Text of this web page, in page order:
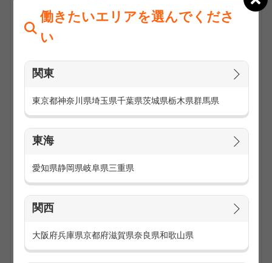
働きたいエリアを選んでくださ
い
関東
東京都神奈川県埼玉県千葉県茨城県栃木県群馬県
東海
愛知県静岡県岐阜県三重県
関西
大阪府兵庫県京都府滋賀県奈良県和歌山県
ランドの販売や店舗運営をするお仕事です。
様々なブランドの取り扱いがあるからこそ、勤務地も多数あ
商品のご説明・案内
ディスプレイや商品管理